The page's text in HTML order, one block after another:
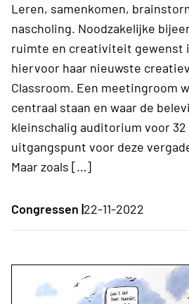
Leren, samenkomen,
nascholing. Noodzakelijke
ruimte en creativiteit gewenst
hiervoor haar nieuwste
Classroom. Een meetingroom
centraal staan en waar de
kleinschalig auditorium voor
uitgangspunt voor deze
Maar zoals […]
Congressen |22-11-2022